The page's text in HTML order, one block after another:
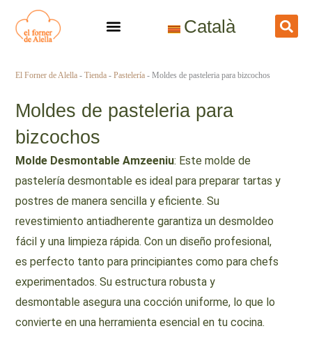
contenido
Català
El Forner de Alella -Tienda -Pastelería -Moldes de pasteleria para bizcochos
Moldes de pasteleria para
bizcochos
Molde Desmontable Amzeeniu: Este molde de
pastelería desmontable es ideal para preparar tartas y
postres de manera sencilla y eficiente. Su
revestimiento antiadherente garantiza un desmoldeo
fácil y una limpieza rápida. Con un diseño profesional,
es perfecto tanto para principiantes como para chefs
experimentados. Su estructura robusta y
desmontable asegura una cocción uniforme, lo que lo
convierte en una herramienta esencial en tu cocina.